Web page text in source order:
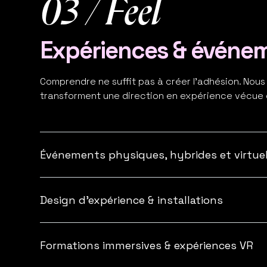
03 / Feel
Expériences &
Comprendre ne suffit pas à créer l’adhésion.
transforment une direction en expérience
Événements physiques, hybrides et
produire un effet réel : une direction mieux
Design d'expérience & installations
une direction de façon sensorielle et mémorable
Formations immersives & expériences VR